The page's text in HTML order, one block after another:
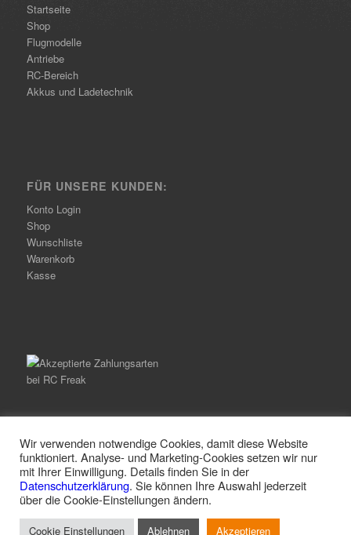
Startseite
Shop
Flugmodelle
Antriebe
RC-Bereich
Akkus und Ladetechnik
FÜR UNSERE KUNDEN:
Konto Login
Shop
Wunschliste
Warenkorb
Kasse
© Copyright -RC Freak- Enfold Theme by Kriesi
Alle Preise inkl. der gesetzlichen MwSt.
Wir verwenden notwendige Cookies, damit diese Website
funktioniert. Analyse- und Marketing-Cookies setzen wir nur
mit Ihrer Einwilligung. Details finden Sie in der
Datenschutzerklärung. Sie können Ihre Auswahl jederzeit
über die Cookie-Einstellungen ändern.
Cookie Einstellungen Ablehnen Akzeptieren